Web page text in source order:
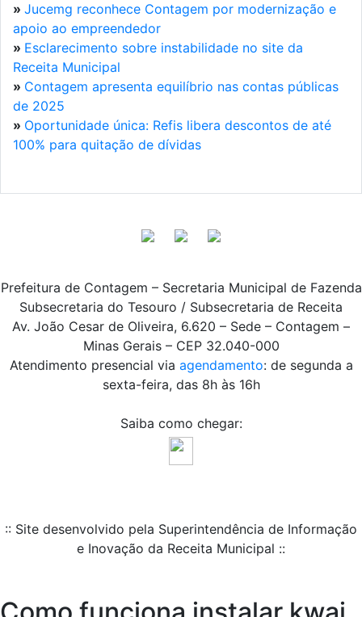
» Jucemg reconhece Contagem por modernização e
apoio ao empreendedor
» Esclarecimento sobre instabilidade no site da
Receita Municipal
» Contagem apresenta equilíbrio nas contas públicas
de 2025
» Oportunidade única: Refis libera descontos de até
100% para quitação de dívidas
Prefeitura de Contagem – Secretaria Municipal de Fazenda
Subsecretaria do Tesouro / Subsecretaria de Receita
Av. João Cesar de Oliveira, 6.620 – Sede – Contagem –
Minas Gerais – CEP 32.040-000
Atendimento presencial via agendamento: de segunda a
sexta-feira, das 8h às 16h
Saiba como chegar:
:: Site desenvolvido pela Superintendência de Informação
e Inovação da Receita Municipal ::